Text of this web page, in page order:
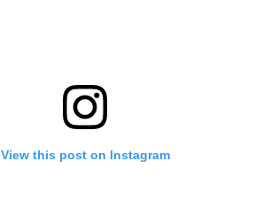
View this post on Instagram